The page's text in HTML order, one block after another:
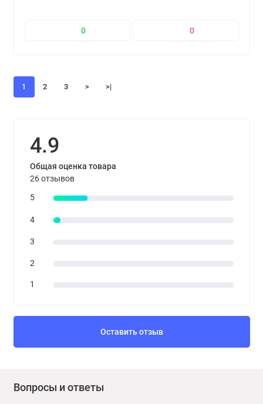
0 0
1 2 3 > >|
4.9
Общая оценка товара
26 отзывов
5
4
3
2
1
Оставить отзыв
Вопросы и ответы